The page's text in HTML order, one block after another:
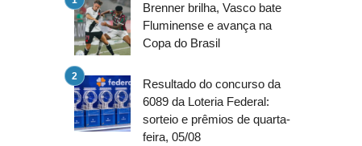
Brenner brilha, Vasco bate
Fluminense e avança na
Copa do Brasil
Resultado do concurso da
6089 da Loteria Federal:
sorteio e prêmios de quarta-
feira, 05/08